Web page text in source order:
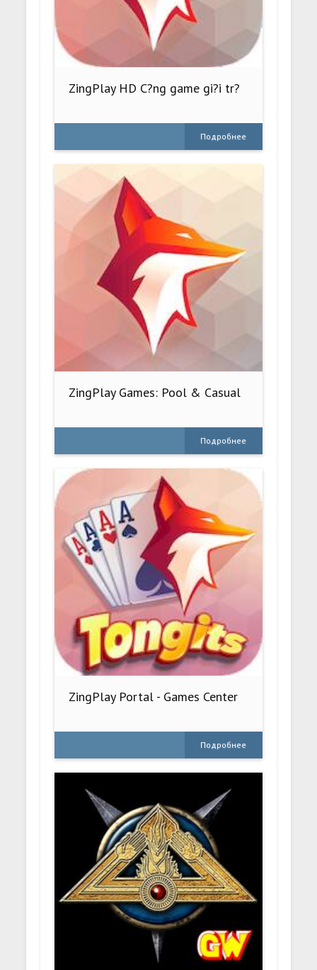
ZingPlay HD C?ng game gi?i tr?
Подробнее
ZingPlay Games: Pool & Casual
Подробнее
ZingPlay Portal - Games Center
Подробнее